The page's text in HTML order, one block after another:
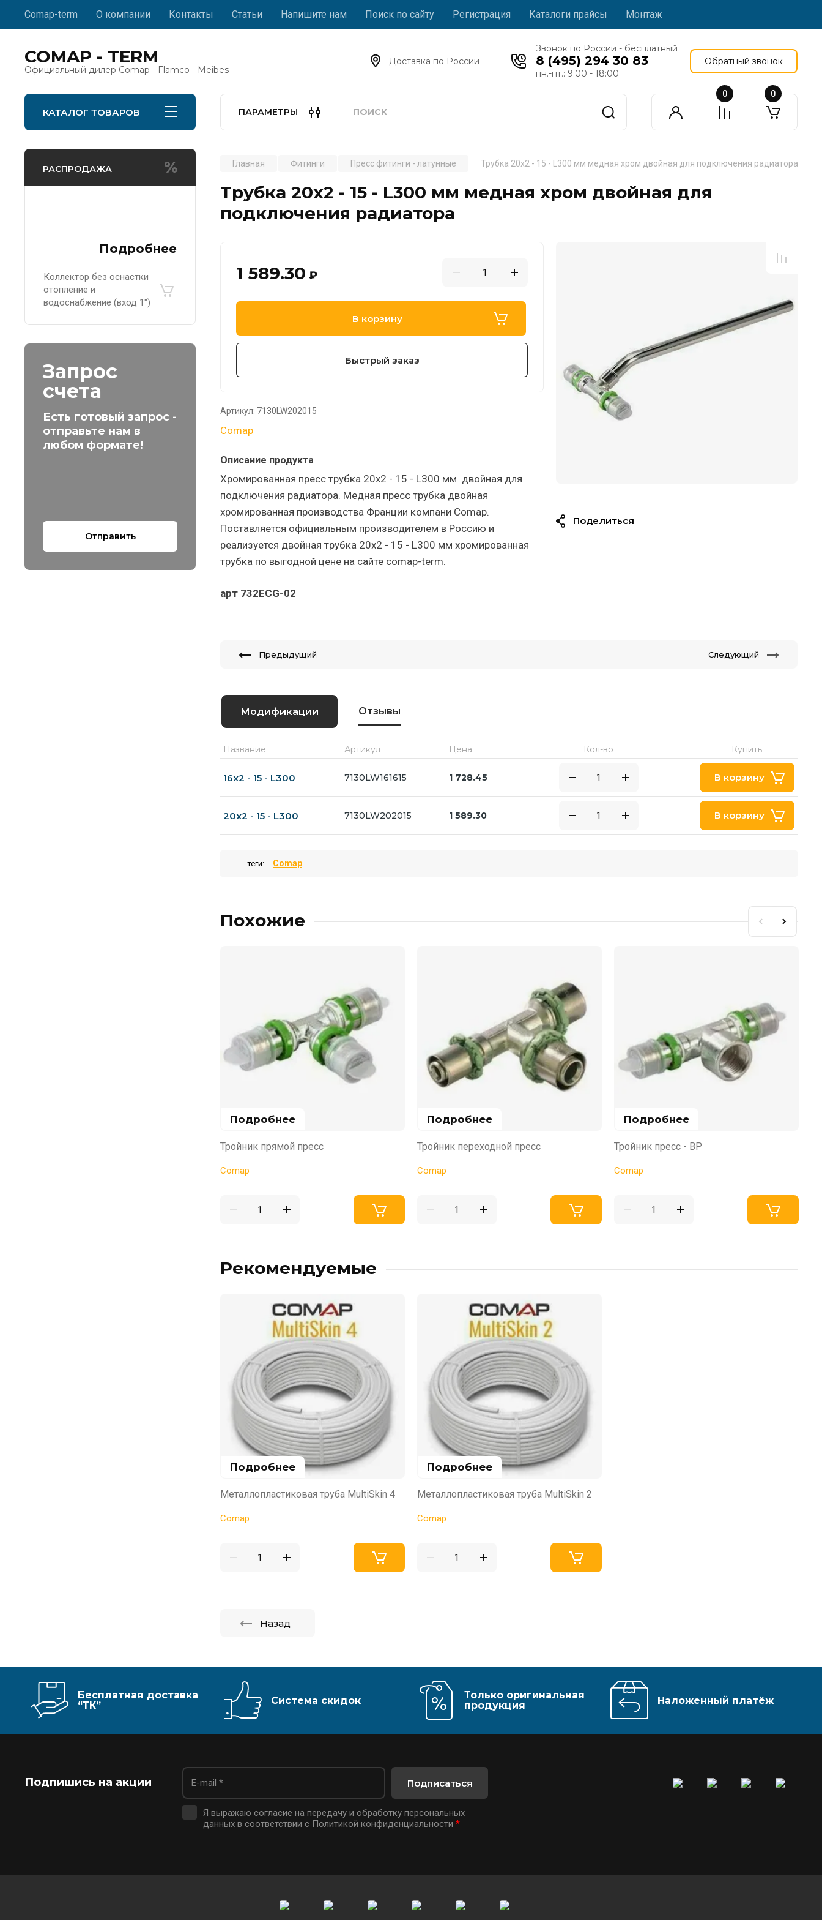
Comap-term О компании Контакты Статьи Напишите нам Поиск по сайту Регистрация Каталоги прайсы Монтаж
COMAP - TERM
Официальный дилер Comap - Flamco - Meibes
Доставка по России
Звонок по России - бесплатный
8 (495) 294 30 83
пн.-пт.: 9:00 - 18:00
Обратный звонок
КАТАЛОГ ТОВАРОВ ПАРАМЕТРЫ
0 0
РАСПРОДАЖА
Подробнее
Коллектор без оснастки
отопление и
водоснабжение (вход 1")
Запрос
счета
Есть готовый запрос -
отправьте нам в
любом формате!
Отправить
Главная Фитинги Пресс фитинги - латунные Трубка 20x2 - 15 - L300 мм медная хром двойная для подключения радиатора
Трубка 20x2 - 15 - L300 мм медная хром двойная для
подключения радиатора
1 589.30 ₽
В корзину
Быстрый заказ
Артикул: 7130LW202015
Comap
Описание продукта
Хромированная пресс трубка 20x2 - 15 - L300 мм двойная для
подключения радиатора. Медная пресс трубка двойная
хромированная производства Франции компани Comap.
Поставляется официальным производителем в Россию и
реализуется двойная трубка 20x2 - 15 - L300 мм хромированная
трубка по выгодной цене на сайте comap-term.
арт 732ECG-02
Поделиться
Предыдущий Следующий
Модификации Отзывы
Название
16x2 - 15 - L300
20x2 - 15 - L300
Артикул
7130LW161615
7130LW202015
Цена Кол-во Купить
1 728.45 В корзину
1 589.30 В корзину
теги: Comap
Похожие
Подробнее
Тройник прямой пресс
Comap
Подробнее
Тройник переходной пресс
Comap
Подробнее
Тройник пресс - ВР
Comap
Рекомендуемые
Подробнее
Металлопластиковая труба MultiSkin 4
Comap
Подробнее
Металлопластиковая труба MultiSkin 2
Comap
Назад
Бесплатная доставка
“ТК”
Система скидок
Только оригинальная
продукция
Наложенный платёж
Подпишись на акции
Я выражаю согласие на передачу и обработку персональных
данныхв соответствии с Политикой конфиденциальности *
Подписаться